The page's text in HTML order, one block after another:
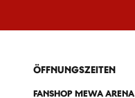
ÖFFNUNGSZEITEN
FANSHOP MEWA ARENA